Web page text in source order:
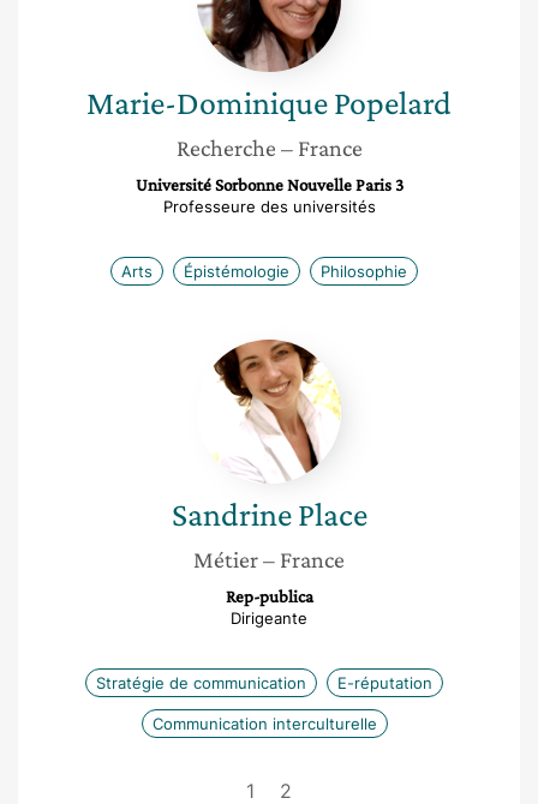
Marie-DominiquePopelard
Recherche – France
Université Sorbonne Nouvelle Paris 3
Professeure des universités
Arts Épistémologie Philosophie
Sandrine
Place
Sandrine Place
Métier– France
Rep-publica
Dirigeante
Stratégie de communication E-réputation
Communication interculturelle
1 2